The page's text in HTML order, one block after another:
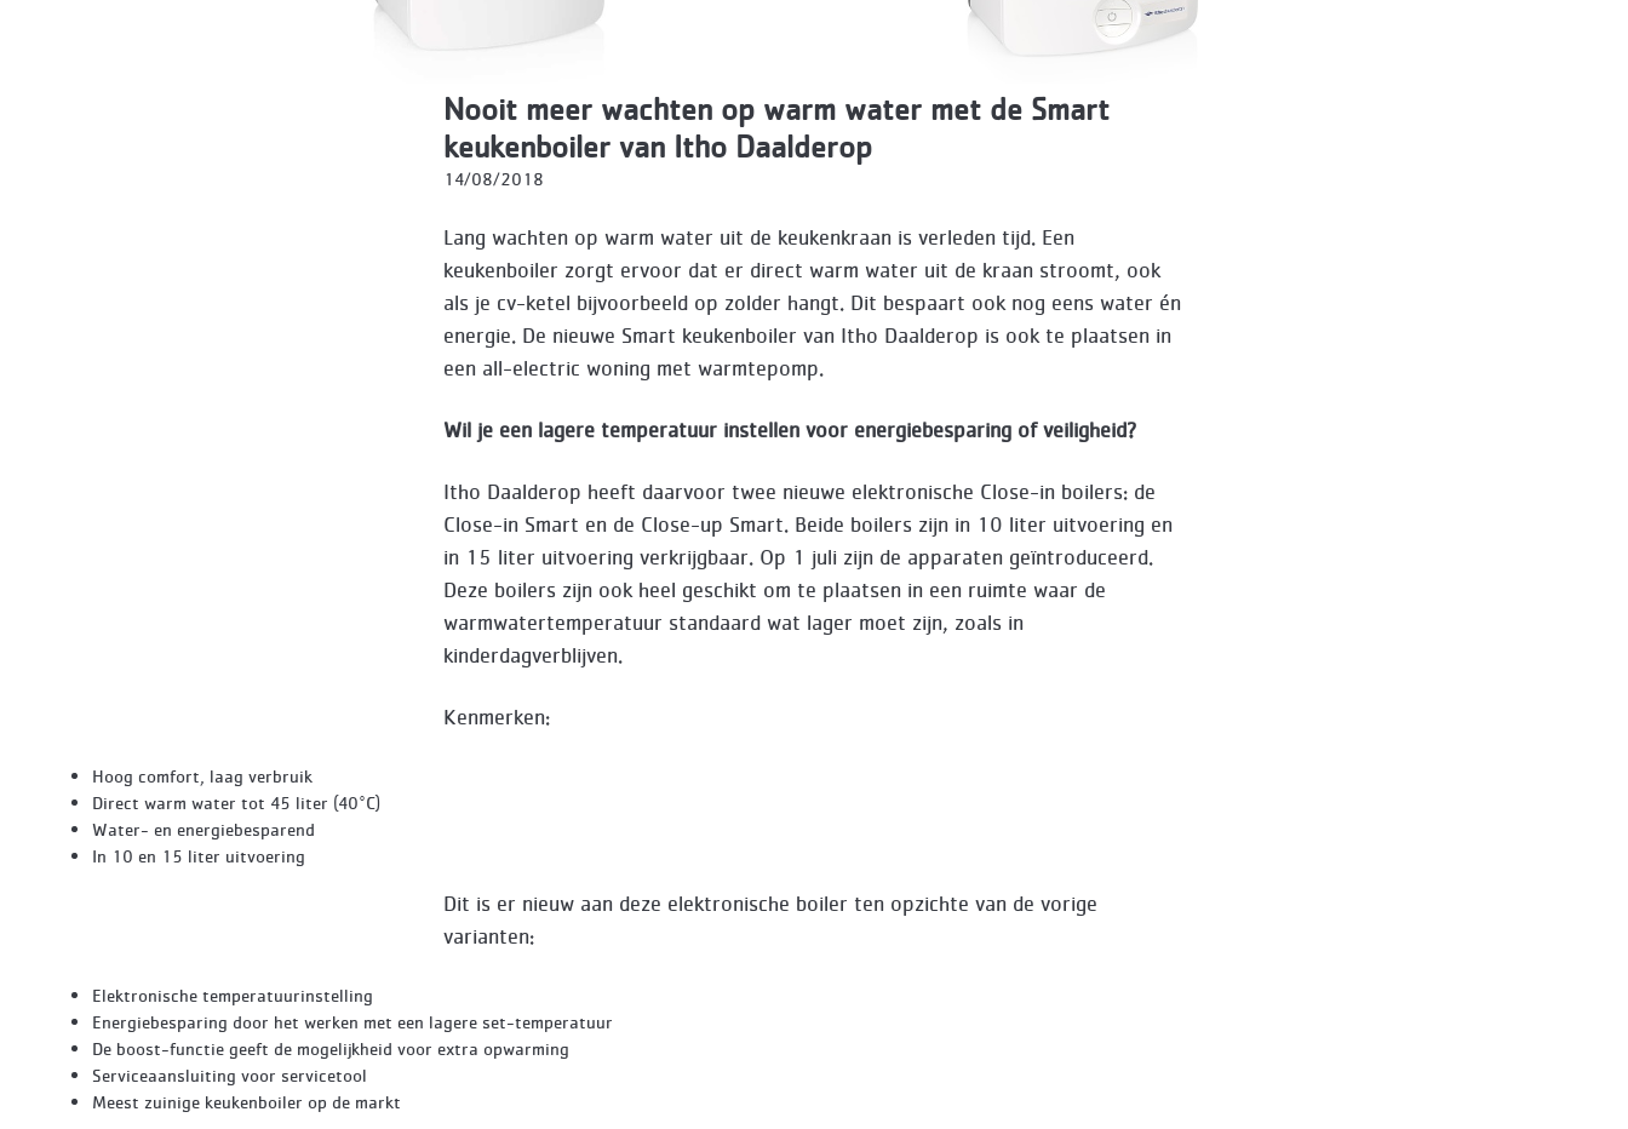
Nooit meer wachten op warm water met de Smart
keukenboiler van Itho Daalderop
14/08/2018
Lang wachten op warm water uit de keukenkraan is verleden tijd. Een
keukenboiler zorgt ervoor dat er direct warm water uit de kraan stroomt, ook
als je cv-ketel bijvoorbeeld op zolder hangt. Dit bespaart ook nog eens water én
energie. De nieuwe Smart keukenboiler van Itho Daalderop is ook te plaatsen in
een all-electric woning met warmtepomp.
Wil je een lagere temperatuur instellen voor energiebesparing of veiligheid?
Itho Daalderop heeft daarvoor twee nieuwe elektronische Close-in boilers: de
Close-in Smart en de Close-up Smart. Beide boilers zijn in 10 liter uitvoering en
in 15 liter uitvoering verkrijgbaar. Op 1 juli zijn de apparaten geïntroduceerd.
Deze boilers zijn ook heel geschikt om te plaatsen in een ruimte waar de
warmwatertemperatuur standaard wat lager moet zijn, zoals in
kinderdagverblijven.
Kenmerken:
Hoog comfort, laag verbruik
Direct warm water tot 45 liter (40°C)
Water- en energiebesparend
In 10 en 15 liter uitvoering
Dit is er nieuw aan deze elektronische boiler ten opzichte van de vorige
varianten:
Elektronische temperatuurinstelling
Energiebesparing door het werken met een lagere set-temperatuur
De boost-functie geeft de mogelijkheid voor extra opwarming
Serviceaansluiting voor servicetool
Meest zuinige keukenboiler op de markt